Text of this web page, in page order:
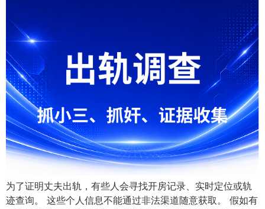
为了证明丈夫出轨，有些人会寻找开房记录、实时定位或轨
迹查询。 这些个人信息不能通过非法渠道随意获取。 假如有